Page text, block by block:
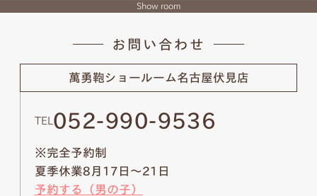
Show room
お問い合わせ
萬勇鞄ショールーム名古屋伏見店
TEL 052-990-9536
※完全予約制
夏季休業8月17日～21日
予約する（男の子）